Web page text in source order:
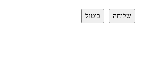
שליחה ביטול